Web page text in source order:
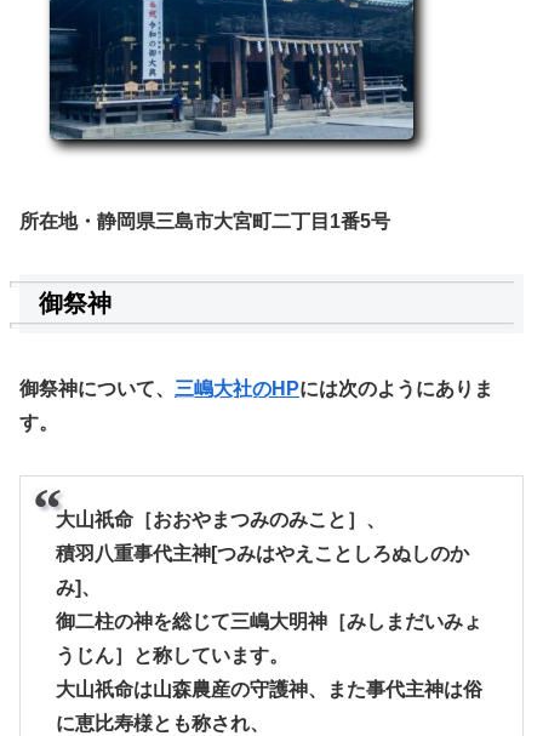
所在地・静岡県三島市大宮町二丁目1番5号
御祭神
御祭神について、 三嶋大社のHPには次のようにありま
す。
大山祇命［おおやまつみのみこと］、
積羽八重事代主神[つみはやえことしろぬしのか
み]、
御二柱の神を総じて三嶋大明神［みしまだいみょ
うじん］と称しています。
大山祇命は山森農産の守護神、また事代主神は俗
に恵比寿様とも称され、